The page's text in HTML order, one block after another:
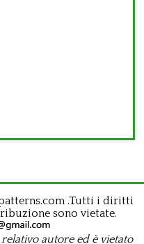
.Tutti i diritti
sono vietate.
autore ed è vietato